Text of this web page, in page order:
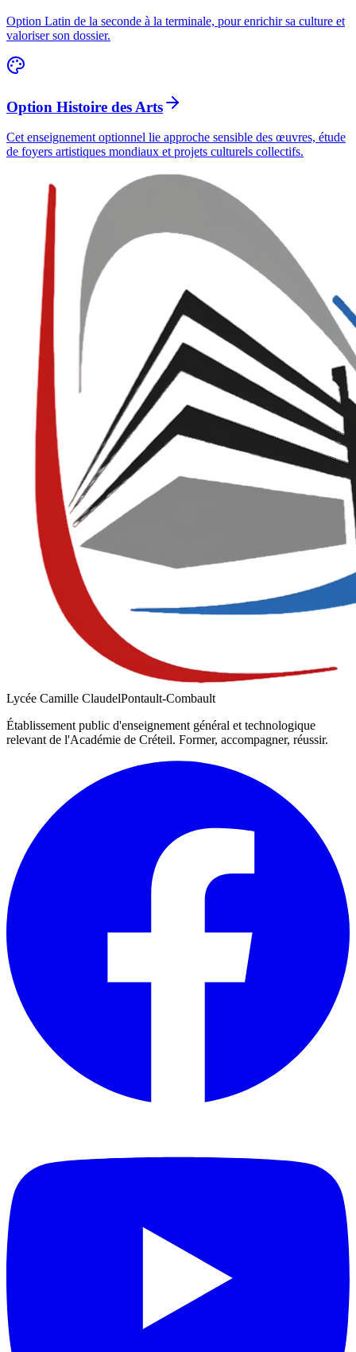
Option Latin de la seconde à la terminale, pour enrichir sa culture et
valoriser son dossier.
Option Histoire des Arts
Cet enseignement optionnel lie approche sensible des œuvres, étude
de foyers artistiques mondiaux et projets culturels collectifs.
Lycée Camille ClaudelPontault-Combault
Établissement public d'enseignement général et technologique
relevant de l'Académie de Créteil. Former, accompagner, réussir.